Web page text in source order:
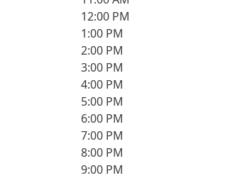
12:00 PM
1:00 PM
2:00 PM
3:00 PM
4:00 PM
5:00 PM
6:00 PM
7:00 PM
8:00 PM
9:00 PM